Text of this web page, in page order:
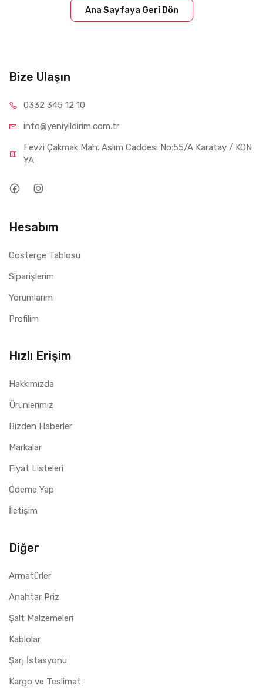
Ana Sayfaya Geri Dön
Bize Ulaşın
0332 345 12 10
info@yeniyil dirim.com.tr
Fevzi Çakmak Mah. Aslım Caddesi No:55/A Karatay / KON
YA
Hesabım
Gösterge Tablosu
Siparişlerim
Yorumlarım
Profilim
Hızlı Erişim
Hakkımızda
Ürünlerimiz
Bizden Haberler
Markalar
Fiyat Listeleri
Ödeme Yap
İletişim
Diğer
Armatürler
Anahtar Priz
Şalt Malzemeleri
Kablolar
Şarj İstasyonu
Kargo ve Teslimat